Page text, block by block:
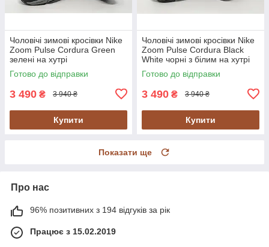
Чоловічі зимові кросівки Nike
Zoom Pulse Cordura Green
зелені на хутрі
Готово до відправки
3 490 ₴ 3 940 ₴
Купити
Чоловічі зимові кросівки Nike
Zoom Pulse Cordura Black
White чорні з білим на хутрі
Готово до відправки
3 490 ₴ 3 940 ₴
Купити
Показати ще
Про нас
96% позитивних з 194 відгуків за рік
Працює з 15.02.2019